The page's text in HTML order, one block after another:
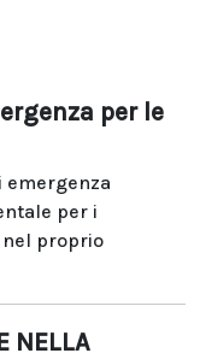
per le
per i
nel proprio
NELLA